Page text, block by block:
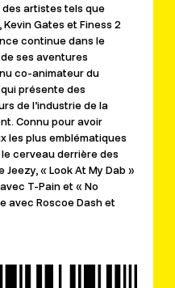
artistes tels que
Kevin Gates et Finess 2
continue dans le
ses aventures
co-animateur du
présente des
de l’industrie de la
Connu pour avoir
les plus emblématiques
le cerveau derrière des
Jeezy, « Look At My Dab »
T-Pain et « No
avec Roscoe Dash et